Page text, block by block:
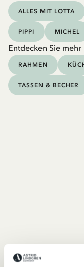
ALLES MIT LOTTA
PIPPI MICHEL
Entdecken Sie mehr
RAHMEN
TASSEN & BECHER